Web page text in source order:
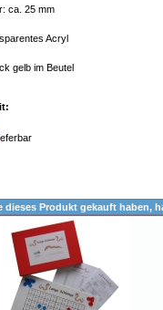
ca. 25 mm
Acryl
gelb im Beutel
dieses Produkt gekauft haben,